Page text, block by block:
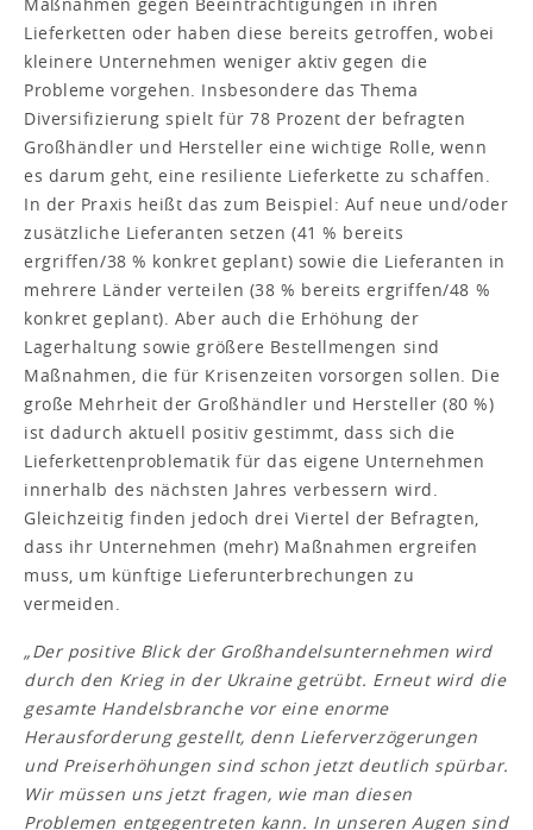
Lieferketten oder haben diese bereits getroffen, wobei
kleinere Unternehmen weniger aktiv gegen die
Probleme vorgehen. Insbesondere das Thema
Diversifizierung spielt für 78 Prozent der befragten
Großhändler und Hersteller eine wichtige Rolle, wenn
es darum geht, eine resiliente Lieferkette zu schaffen.
In der Praxis heißt das zum Beispiel: Auf neue und/oder
zusätzliche Lieferanten setzen (41 % bereits
ergriffen/38 % konkret geplant) sowie die Lieferanten in
mehrere Länder verteilen (38 % bereits ergriffen/48 %
konkret geplant). Aber auch die Erhöhung der
Lagerhaltung sowie größere Bestellmengen sind
Maßnahmen, die für Krisenzeiten vorsorgen sollen. Die
große Mehrheit der Großhändler und Hersteller (80 %)
ist dadurch aktuell positiv gestimmt, dass sich die
Lieferkettenproblematik für das eigene Unternehmen
innerhalb des nächsten Jahres verbessern wird.
Gleichzeitig finden jedoch drei Viertel der Befragten,
dass ihr Unternehmen (mehr) Maßnahmen ergreifen
muss, um künftige Lieferunterbrechungen zu
vermeiden.
„Der positive Blick der Großhandelsunternehmen wird
durch den Krieg in der Ukraine getrübt. Erneut wird die
gesamte Handelsbranche vor eine enorme
Herausforderung gestellt, denn Lieferverzögerungen
und Preiserhöhungen sind schon jetzt deutlich spürbar.
Wir müssen uns jetzt fragen, wie man diesen
Problemen entgegentreten kann. In unseren Augen sind